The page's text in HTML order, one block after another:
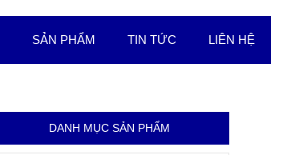
SẢN PHẨM TIN TỨC LIÊN HỆ
DANH MỤC SẢN PHẨM